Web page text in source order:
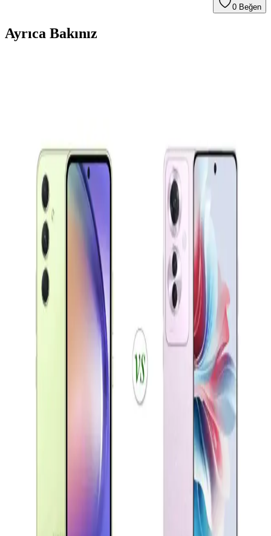
0 Beğen
Ayrıca Bakınız
Samsung Galaxy S23 ve Xiaomi 13 Karşılaştırması:
Performans, Tasarım ve Özellikler
Samsung Galaxy S23 ve Xiaomi 13 modellerinin tasarım,
performans, kamera ve batarya özelliklerini detaylı karşılaştırıyoruz.
Hangi telefon sizin ihtiyaçlarınıza uygun?
Akıllı Telefonların Evrimi ve Gelecekteki Teknolojik
Yenilikler
Günümüzde akıllı telefonlar, gelişmiş kameralar, hızlı işlemciler ve
5G teknolojisiyle yaşamımızı dönüştürüyor. Yapay zeka ve
katlanabilir ekranlar gibi yenilikler, kullanıcı deneyimini
zenginleştiriyor.
Samsung Galaxy A01: Uygun Fiyatlı Giriş Seviyesi
Akıllı Telefonu Özellikleri ve Performansı
Galaxy A01, uygun fiyatı ve temel özellikleriyle giriş seviyesi
kullanıcılar için ideal. 5.7 inç ekran, çift kamera ve 3000 mAh
batarya ile günlük kullanım için uygun bir seçenek.
Akıllı Telefon Seçiminde Ekran, Batarya ve Kamera
Bu yazıda Oppo Reno A3 ve Samsung A04e gibi çeşitli akıllı
telefon modellerinin ekran, batarya ve kamera özellikleri
karşılaştırılarak kullanıcıların tercihini etkileyen faktörler inceleniyor.
Xiaomi Redmi 13 ve Samsung Galaxy A16
Karşılaştırması Güncel Özellikler ve Teknolojik